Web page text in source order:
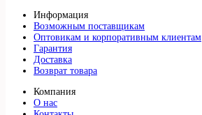
Информация
Возможным поставщикам
Оптовикам и корпоративным клиентам
Гарантия
Доставка
Возврат товара
Компания
О нас